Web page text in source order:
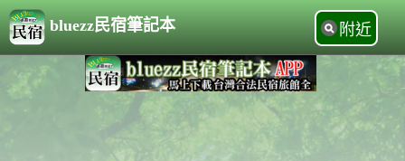
bluezz民宿筆記本 附近